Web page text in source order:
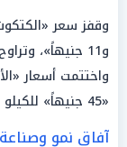
واختتمت أسعار
«45 جنيهاً» للكيلو في المزارع.
آفاق نمو